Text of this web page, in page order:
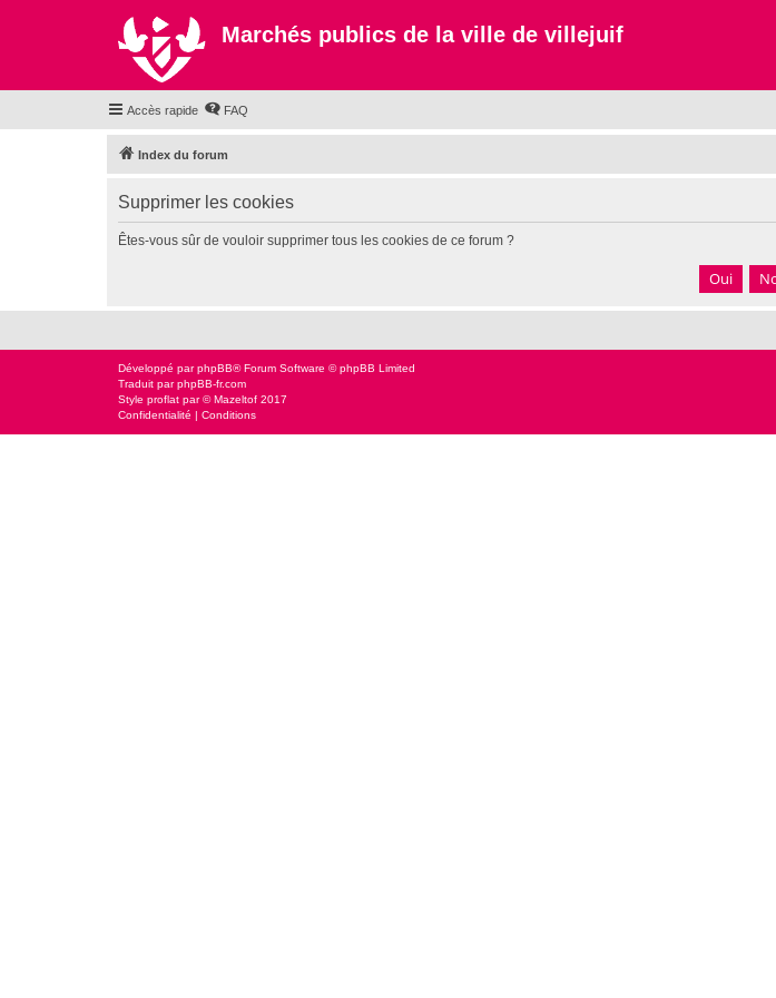
Marchés publics de la ville de villejuif
Accès rapide FAQ
Index du forum
Supprimer les cookies
Êtes-vous sûr de vouloir supprimer tous les cookies de ce forum ?
Développé parphpBB® Forum Software © phpBB Limited
Traduit parphpBB-fr.com
Style proflat par ©Mazeltof 2017
Confidentialité | Conditions